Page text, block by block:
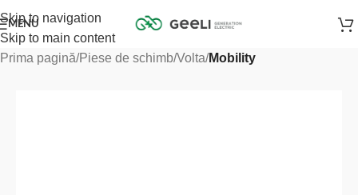
Skip to navigation
Skip to main content
MENU
Prima pagină Piese de schimb Volta Mobility